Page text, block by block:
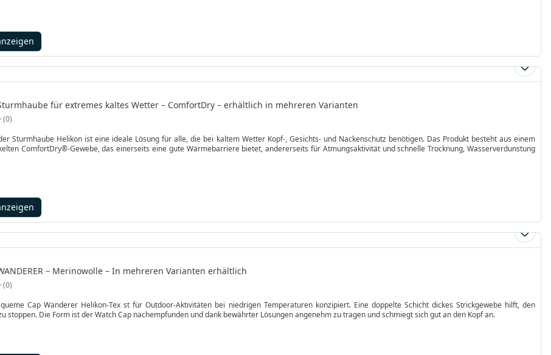
für extremes kaltes Wetter – ComfortDry – erhältlich in mehreren Varianten
0
Sturmhaube Helikon ist eine ideale Lösung für alle, die bei kaltem Wetter Kopf-, Gesichts- und Nackenschutz benötigen. Das Produkt besteht aus einem
ComfortDry®-Gewebe, das einerseits eine gute Wärmebarriere bietet, andererseits für Atmungsaktivität und schnelle Trocknung, Wasserverdunstung
– Merinowolle – In mehreren Varianten erhältlich
0
Cap Wanderer Helikon-Tex st für Outdoor-Aktivitäten bei niedrigen Temperaturen konzipiert. Eine doppelte Schicht dickes Strickgewebe hilft, den
stoppen. Die Form ist der Watch Cap nachempfunden und dank bewährter Lösungen angenehm zu tragen und schmiegt sich gut an den Kopf an.